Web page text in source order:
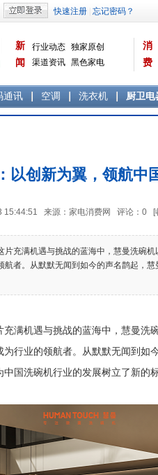
新
闻
行业动态 独家原创
渠道资讯 黑色家电
消
费
通讯 空调 洗衣机 厨卫电
以创新为翼，领航中
15:44:51 来源：家电消费网 评论： 0 [
充满机遇与挑战的蓝海中，慧曼洗碗机
航者。从默默无闻到如今的声名鹊起，
机遇与挑战的蓝海中，慧曼洗
行业的领航者。从默默无闻到如
中国洗碗机行业的发展树立了新的